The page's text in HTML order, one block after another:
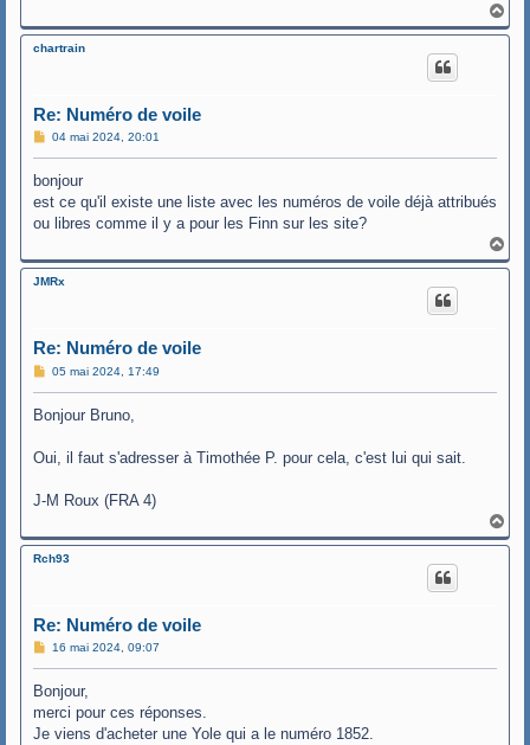
a
u
chartrain
Re: Numéro de voile
M
s
g
e
04 mai 2024, 20:01
bonjour
est ce qu'il existe une liste avec les numéros de voile déjà attribués
ou libres comme il y a pour les Finn sur les site?
a
u
JMRx
Re: Numéro de voile
M
s
e
05 mai 2024, 17:49
Bonjour Bruno,
Oui, il faut s'adresser à Timothée P. pour cela, c'est lui qui sait.
J-M Roux (FRA 4)
a
u
Rch93
Re: Numéro de voile
M
s
g
e
16 mai 2024, 09:07
Bonjour,
merci pour ces réponses.
Je viens d'acheter une Yole qui a le numéro 1852.